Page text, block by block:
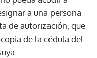
a una persona
de autorización, que
de la cédula del